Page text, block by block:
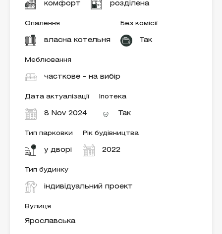
комфорт розділена
Опалення
власна котельня
Без комісії
Так
Меблювання
часткове - на вибір
Дата актуалізації
8 Nov 2024
Іпотека
Так
Тип парковки
у дворі
Рік будівництва
2022
Тип будинку
індивідуальний проект
Вулиця
Ярославська